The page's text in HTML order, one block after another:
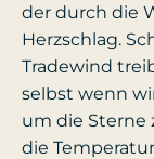
der durch die
Herzschlag.
Tradewind
selbst wenn
um die Sterne
die